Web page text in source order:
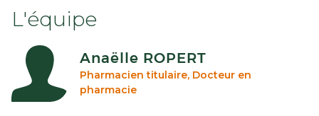
L'équipe
Anaëlle ROPERT
Pharmacien titulaire, Docteur en
pharmacie